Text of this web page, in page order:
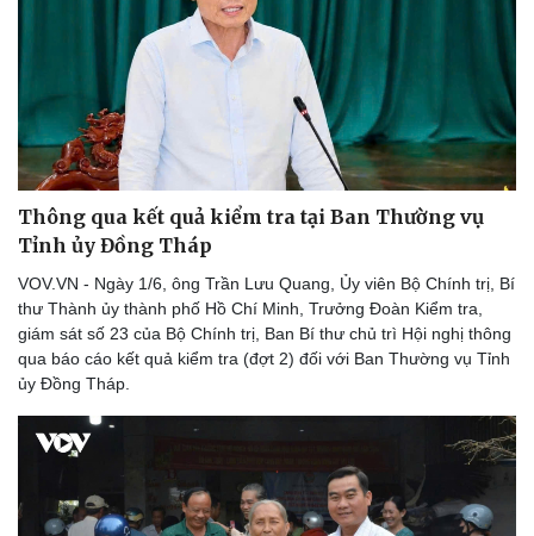
Thông qua kết quả kiểm tra tại Ban Thường vụ
Tỉnh ủy Đồng Tháp
VOV.VN - Ngày 1/6, ông Trần Lưu Quang, Ủy viên Bộ Chính trị, Bí
thư Thành ủy thành phố Hồ Chí Minh, Trưởng Đoàn Kiểm tra,
giám sát số 23 của Bộ Chính trị, Ban Bí thư chủ trì Hội nghị thông
qua báo cáo kết quả kiểm tra (đợt 2) đối với Ban Thường vụ Tỉnh
ủy Đồng Tháp.